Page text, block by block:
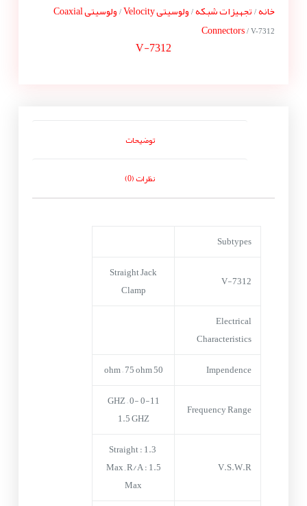
خانه/ تجهیزات شبکه/ ولوسیتی Velocity /
ولوسیتی Coaxial
Connectors / V-7312
V-7312
توضیحات
نظرات (0)
Subtypes
V-7312
Straight Jack
Clamp
Electrical
Characteristics
Impendence
50 ohm – 75 ohm
Frequency Range
0-11 GHZ – 0-
1.5 GHZ
V.S.W.R
Straight : 1.3
Max , R/A : 1.5
Max